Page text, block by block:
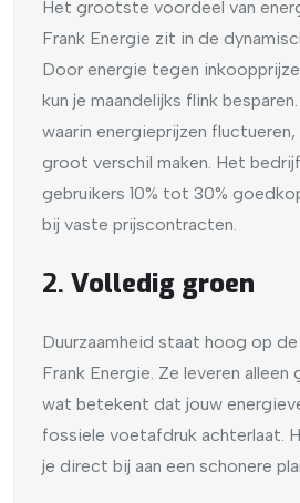
Het grootste voordeel van
Frank Energie zit in de
Door energie tegen
kun je maandelijks flink
waarin energieprijzen
groot verschil maken. Het
gebruikers 10% tot 30%
bij vaste prijscontracten.
2. Volledig groen
Duurzaamheid staat hoog op
Frank Energie. Ze leveren
wat betekent dat jouw
fossiele voetafdruk achterlaat.
je direct bij aan een schonere